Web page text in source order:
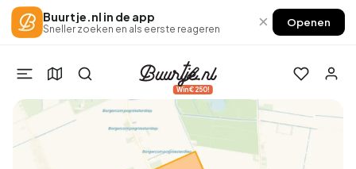
Buurtje.nl in de app
Sneller zoeken en als eerste reageren × Openen
Win €250!